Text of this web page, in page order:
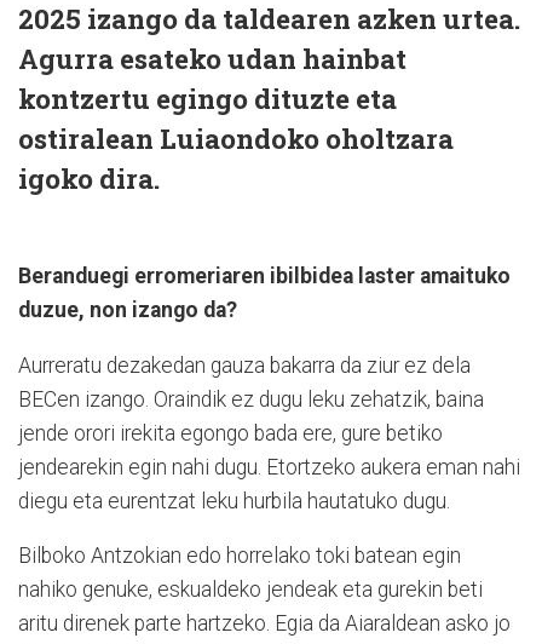
2025 izango da taldearen azken urtea.
Agurra esateko udan hainbat
kontzertu egingo dituzte eta
ostiralean Luiaondoko oholtzara
igoko dira.
Beranduegi erromeriaren ibilbidea laster amaituko
duzue, non izango da?
Aurreratu dezakedan gauza bakarra da ziur ez dela
BECen izango. Oraindik ez dugu leku zehatzik, baina
jende orori irekita egongo bada ere, gure betiko
jendearekin egin nahi dugu. Etortzeko aukera eman nahi
diegu eta eurentzat leku hurbila hautatuko dugu.
Bilboko Antzokian edo horrelako toki batean egin
nahiko genuke, eskualdeko jendeak eta gurekin beti
aritu direnek parte hartzeko. Egia da Aiaraldean asko jo